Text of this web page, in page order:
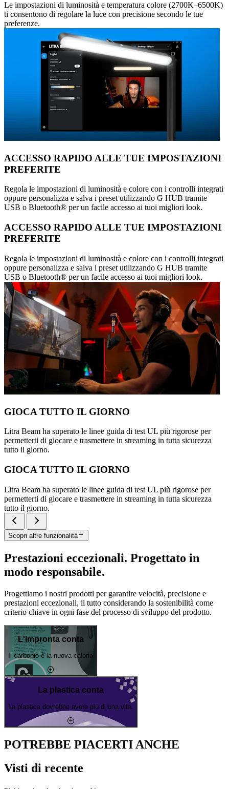
Le impostazioni di luminosità e temperatura colore (2700K–6500K)
ti consentono di regolare la luce con precisione secondo le tue
preferenze.
ACCESSO RAPIDO ALLE TUE IMPOSTAZIONI
PREFERITE
Regola le impostazioni di luminosità e colore con i controlli integrati
oppure personalizza e salva i preset utilizzando G HUB tramite
USB o Bluetooth® per un facile accesso ai tuoi migliori look.
ACCESSO RAPIDO ALLE TUE IMPOSTAZIONI
PREFERITE
Regola le impostazioni di luminosità e colore con i controlli integrati
oppure personalizza e salva i preset utilizzando G HUB tramite
USB o Bluetooth® per un facile accesso ai tuoi migliori look.
GIOCA TUTTO IL GIORNO
Litra Beam ha superato le linee guida di test UL più rigorose per
permetterti di giocare e trasmettere in streaming in tutta sicurezza
tutto il giorno.
GIOCA TUTTO IL GIORNO
Litra Beam ha superato le linee guida di test UL più rigorose per
permetterti di giocare e trasmettere in streaming in tutta sicurezza
tutto il giorno.
Scopri altre funzionalità
Prestazioni eccezionali. Progettato in
modo responsabile.
Progettiamo i nostri prodotti per garantire velocità, precisione e
prestazioni eccezionali, il tutto considerando la sostenibilità come
criterio chiave in ogni fase del processo di sviluppo del prodotto.
L'impronta conta
Il carbonio è la nuova caloria
La plastica conta
La plastica dovrebbe avere più di una vita.
POTREBBE PIACERTI ANCHE
Visti di recente